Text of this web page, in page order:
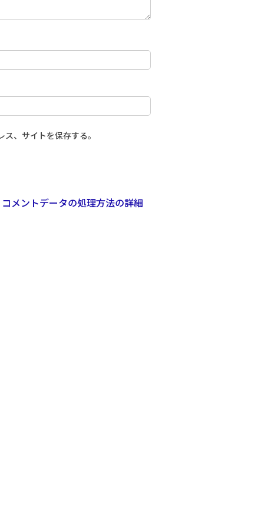
、サイトを保存する。
コメントデータの処理方法の詳細